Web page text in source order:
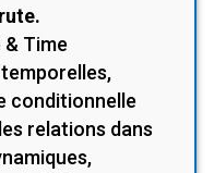
& Time
conditionnelle
relations dans